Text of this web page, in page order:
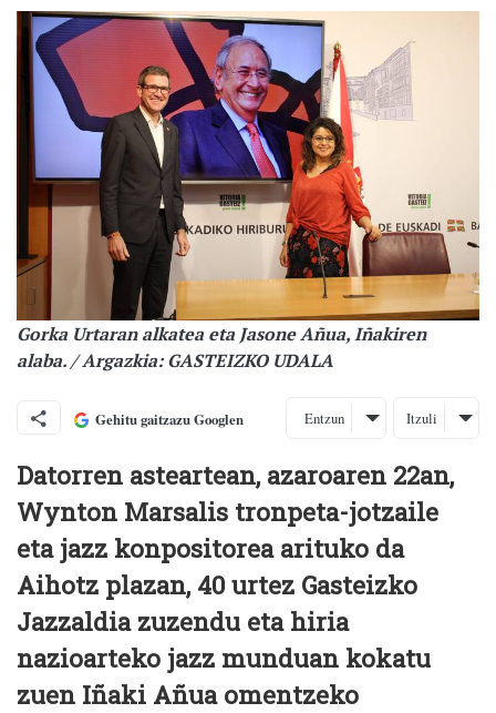
Gorka Urtaran alkatea eta Jasone Añua, Iñakiren
alaba. / Argazkia: GASTEIZKO UDALA
Gehitu gaitzazu Googlen Entzun Itzuli
Datorren asteartean, azaroaren 22an,
Wynton Marsalis tronpeta-jotzaile
eta jazz konpositorea arituko da
Aihotz plazan, 40 urtez Gasteizko
Jazzaldia zuzendu eta hiria
nazioarteko jazz munduan kokatu
zuen Iñaki Añua omentzeko